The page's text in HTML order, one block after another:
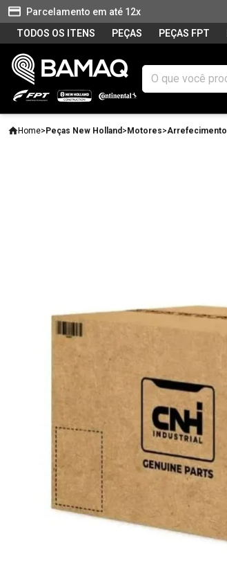
Parcelamento em até 12x
TODOS OS ITENS
PEÇAS PEÇAS FPT
Home> Peças New Holland > Motores>Arrefecimento